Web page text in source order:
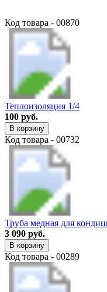
Код товара - 00870
Теплоизоляция 1/4
100 руб.
В корзину
Код товара - 00732
Труба медная для
3 090 руб.
В корзину
Код товара - 00289